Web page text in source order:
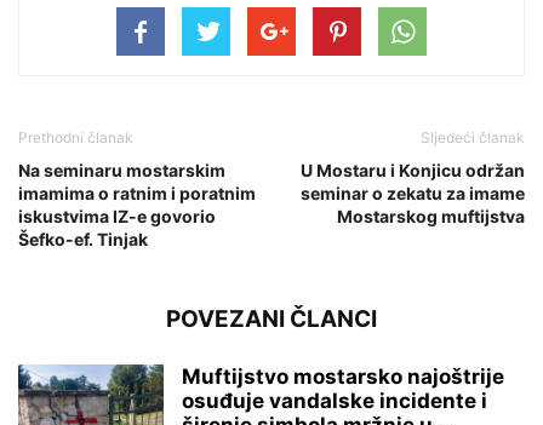
Prethodni članak
Na seminaru mostarskim
imamima o ratnim i poratnim
iskustvima IZ-e govorio
Šefko-ef. Tinjak
Sljedeći članak
U Mostaru i Konjicu održan
seminar o zekatu za imame
Mostarskog muftijstva
POVEZANI ČLANCI
Muftijstvo mostarsko najoštrije
osuđuje vandalske incidente i